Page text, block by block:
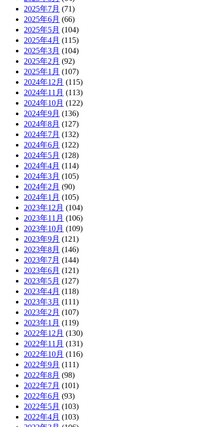
2025年7月 (71)
2025年6月 (66)
2025年5月 (104)
2025年4月 (115)
2025年3月 (104)
2025年2月 (92)
2025年1月 (107)
2024年12月 (115)
2024年11月 (113)
2024年10月 (122)
2024年9月 (136)
2024年8月 (127)
2024年7月 (132)
2024年6月 (122)
2024年5月 (128)
2024年4月 (114)
2024年3月 (105)
2024年2月 (90)
2024年1月 (105)
2023年12月 (104)
2023年11月 (106)
2023年10月 (109)
2023年9月 (121)
2023年8月 (146)
2023年7月 (144)
2023年6月 (121)
2023年5月 (127)
2023年4月 (118)
2023年3月 (111)
2023年2月 (107)
2023年1月 (119)
2022年12月 (130)
2022年11月 (131)
2022年10月 (116)
2022年9月 (111)
2022年8月 (98)
2022年7月 (101)
2022年6月 (93)
2022年5月 (103)
2022年4月 (103)